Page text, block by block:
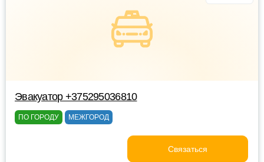
Эвакуатор +375295036810
ПО ГОРОДУ МЕЖГОРОД
Связаться